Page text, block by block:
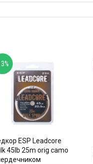
ESP Leadcore
45lb 25m orig camo